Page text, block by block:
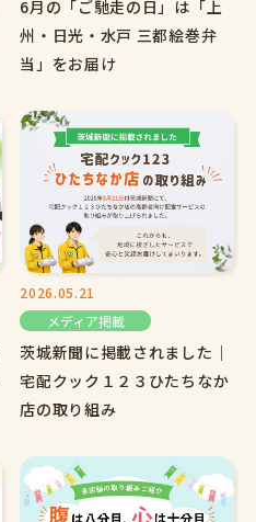
6月の「ご馳走の日」は「上
州・日光・水戸 三都絵巻弁
当」をお届け
2026.05.21
メディア掲載
茨城新聞に掲載されました｜
宅配クック１２３ひたちなか
店の取り組み